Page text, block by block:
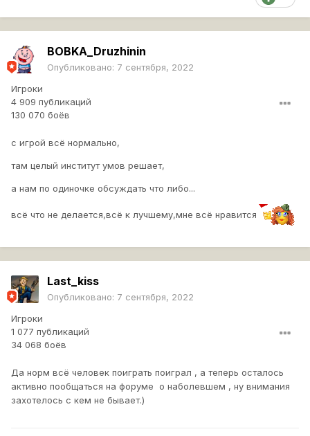
BOBKA_Druzhinin
Опубликовано: 7 сентября, 2022
Игроки
4 909 публикаций
130 070 боёв
с игрой всё нормально,
там целый институт умов решает,
а нам по одиночке обсуждать что либо...
всё что не делается,всё к лучшему,мне всё нравится
Last_kiss
Опубликовано: 7 сентября, 2022
Игроки
1 077 публикаций
34 068 боёв
Да норм всё человек поиграть поиграл , а теперь осталось
активно пообщаться на форуме о наболевшем , ну внимания
захотелось с кем не бывает.)